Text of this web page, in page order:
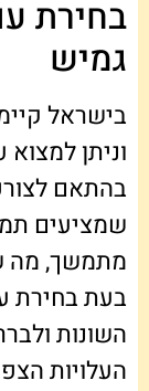
בחירת
גמיש
בישראל
וניתן
בהתאם
שמציעים
מתמשך, מה
בעת בחירת
השונות
העלויות